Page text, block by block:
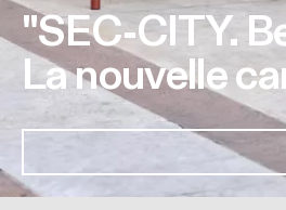
"SEC-CITY.
La nouvelle